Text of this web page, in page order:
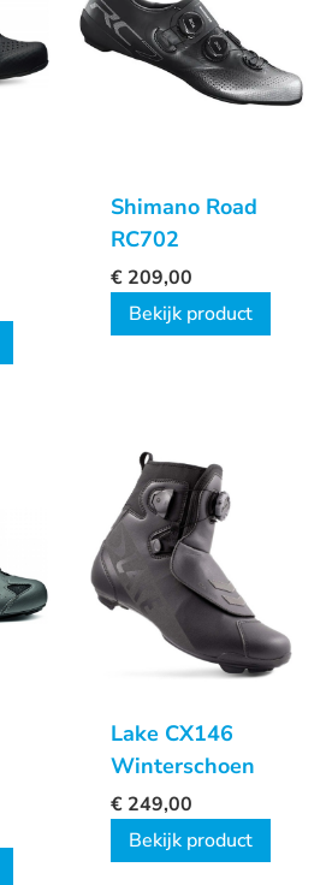
Shimano Road
RC702
€ 209,00
Bekijk product
Lake CX146
Winterschoen
€ 249,00
Bekijk product